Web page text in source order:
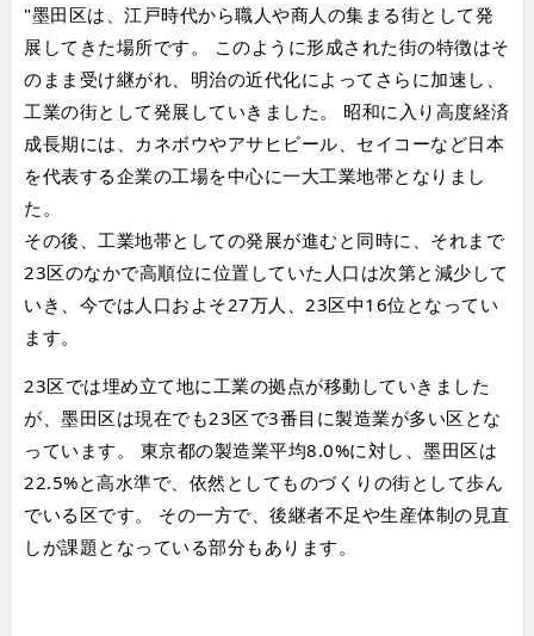
"墨田区は、江戸時代から職人や商人の集まる街として発
展してきた場所です。 このように形成された街の特徴はそ
のまま受け継がれ、明治の近代化によってさらに加速し、
工業の街として発展していきました。 昭和に入り高度経済
成長期には、カネボウやアサヒビール、セイコーなど日本
を代表する企業の工場を中心に一大工業地帯となりまし
た。
その後、工業地帯としての発展が進むと同時に、それまで
23区のなかで高順位に位置していた人口は次第と減少して
いき、今では人口およそ27万人、23区中16位となってい
ます。
23区では埋め立て地に工業の拠点が移動していきました
が、墨田区は現在でも23区で3番目に製造業が多い区とな
っています。 東京都の製造業平均8.0%に対し、墨田区は
22.5%と高水準で、依然としてものづくりの街として歩ん
でいる区です。 その一方で、後継者不足や生産体制の見直
しが課題となっている部分もあります。